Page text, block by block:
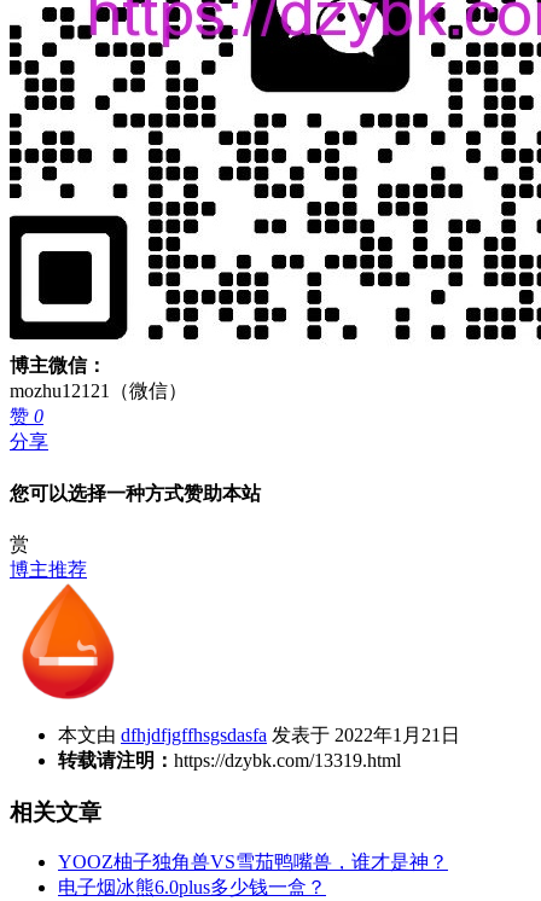
博主微信：
mozhu12121（微信）
赞 0
分享
您可以选择一种方式赞助本站
赏
博主推荐
本文由 dfhjdfjgffhsgsdasfa 发表于 2022年1月21日
转载请注明： https://dzybk.com/13319.html
相关文章
YOOZ柚子独角兽VS雪茄鸭嘴兽，谁才是神？
电子烟冰熊6.0plus多少钱一盒？